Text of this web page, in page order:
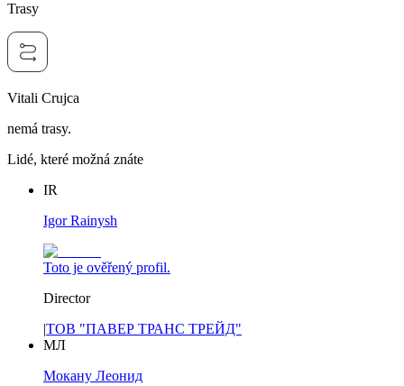
Trasy
Vitali Crujca
nemá trasy.
Lidé, které možná znáte
IR
Igor Rainysh
Toto je ověřený profil.
Director
|ТОВ "ПАВЕР ТРАНС ТРЕЙД"
МЛ
Мокану Леонид